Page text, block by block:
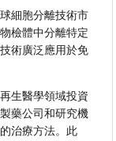
細胞分離技術市
檢體中分離特定
術廣泛應用於免
生醫學領域投資
藥公司和研究機
治療方法。此